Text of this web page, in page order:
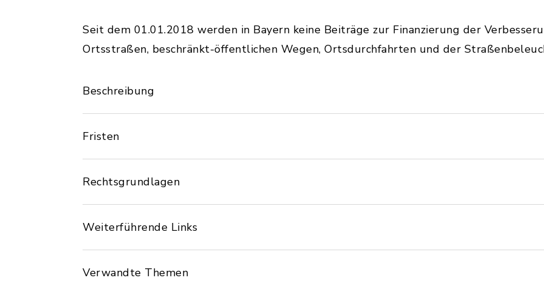
Seit dem 01.01.2018 werden in Bayern keine Beiträge zur Finanzierung der
Ortsstraßen, beschränkt-öffentlichen Wegen, Ortsdurchfahrten und der
Beschreibung
Fristen
Rechtsgrundlagen
Weiterführende Links
Verwandte Themen